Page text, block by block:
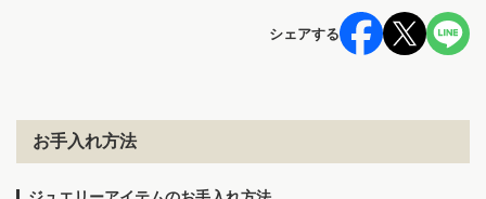
シェアする
お手入れ方法